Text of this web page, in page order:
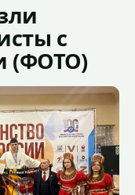
с
(ФОТО)